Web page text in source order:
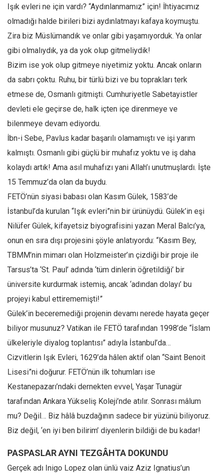
Işık evleri ne için vardı? “Aydınlanmamız” için! İhtiyacımız
olmadığı halde birileri bizi aydınlatmayı kafaya koymuştu.
Zira biz Müslümandık ve onlar gibi yaşamıyorduk. Ya onlar
gibi olmalıydık, ya da yok olup gitmeliydik!
Bizim ise yok olup gitmeye niyetimiz yoktu. Ancak onların
da sabrı çoktu. Ruhu, bir türlü bizi ve bu toprakları terk
etmese de, Osmanlı gitmişti. Cumhuriyetle Sabetayistler
devleti ele geçirse de, halk içten içe direnmeye ve
bilenmeye devam ediyordu.
İbn-i Sebe, Pavlus kadar başarılı olamamıştı ve işi yarım
kalmıştı. Osmanlı gibi güçlü bir muhafız yoktu ve iş daha
kolaydı artık! Ama asıl muhafızı yani Allah’ı unutmuşlardı. İşte
15 Temmuz’da olan da buydu.
FETÖ’nün siyasi babası olan Kasım Gülek, 1583’de
İstanbul’da kurulan “Işık evleri”nin bir ürünüydü. Gülek’in eşi
Nilüfer Gülek, kifayetsiz biyografisini yazan Meral Balcı’ya,
onun en sıra dışı projesini şöyle anlatıyordu: “Kasım Bey,
TBMM’nin mimarı olan Holzmeister’ın çizdiği bir proje ile
Tarsus’ta ‘St. Paul’ adında ‘tüm dinlerin öğretildiği’ bir
üniversite kurdurmak istemiş, ancak ‘adından dolayı’ bu
projeyi kabul ettirememişti!”
Gülek’in beceremediği projenin devamı nerede hayata geçer
biliyor musunuz? Vatikan ile FETÖ tarafından 1998’de “İslam
ülkeleriyle diyalog toplantısı” adıyla İstanbul’da…
Cizvitlerin Işık Evleri, 1629’da hâlen aktif olan “Saint Benoit
Lisesi”ni doğurur. FETÖ’nün ilk tohumları ise
Kestanepazarı’ndaki dernekten evvel, Yaşar Tunagür
tarafından Ankara Yükseliş Koleji’nde atılır. Sonrası mâlum
mu? Değil… Biz hâlâ buzdağının sadece bir yüzünü biliyoruz.
Biz değil, ‘en iyi ben bilirim’ diyenlerin bildiği de bu kadar!
PASPASLAR AYNI TEZGÂHTA DOKUNDU
Gerçek adı Inigo Lopez olan ünlü vaiz Aziz Ignatius’un